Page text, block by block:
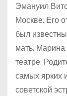
Эмануил
Москве. Его
был
мать,
театре.
самых ярких
советской